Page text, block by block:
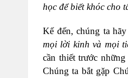
học để biết khóc cho
Kế đến, chúng ta
mọi lời kinh và mọi
cần thiết trước
Chúng ta bắt gặp